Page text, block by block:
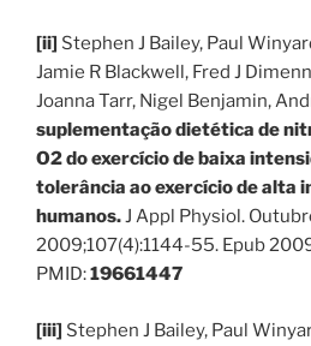
[ii] Stephen J Bailey, Paul
Jamie R Blackwell, Fred J
Joanna Tarr, Nigel Benjamin,
suplementação dietética de
O2 do exercício de baixa
tolerância ao exercício de alta
humanos.J Appl Physiol.
2009;107(4):1144-55. Epub
PMID:19661447
[iii] Stephen J Bailey, Paul